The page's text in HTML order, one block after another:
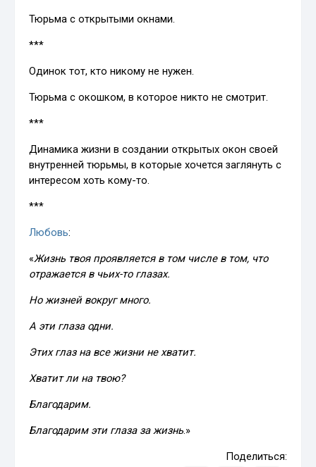
Тюрьма с открытыми окнами.
***
Одинок тот, кто никому не нужен.
Тюрьма с окошком, в которое никто не смотрит.
***
Динамика жизни в создании открытых окон своей
внутренней тюрьмы, в которые хочется заглянуть с
интересом хоть кому-то.
***
Любовь:
«Жизнь твоя проявляется в том числе в том, что
отражается в чьих-то глазах.
Но жизней вокруг много.
А эти глаза одни.
Этих глаз на все жизни не хватит.
Хватит ли на твою?
Благодарим.
Благодарим эти глаза за жизнь.»
Поделиться: